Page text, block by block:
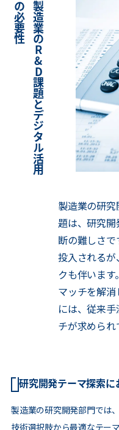
製
造
業
の
R
&
D
課
題
と
デ
ジ
タ
ル
活
用
の
必
要
性
製造業の研
題は、研究
断の難しさ
投入される
クも伴います
マッチを解
には、従来
チが求められ
研究開発テーマ探索
製造業の研究開発部門では
技術選択肢から最適なテー